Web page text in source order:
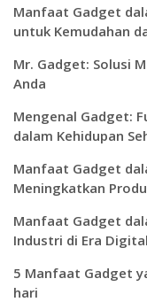
Manfaat Gadget
untuk Kemudahan
Mr. Gadget: Solusi
Anda
Mengenal Gadget:
dalam Kehidupan
Manfaat Gadget
Meningkatkan
Manfaat Gadget
Industri di Era Digital
5 Manfaat Gadget
hari